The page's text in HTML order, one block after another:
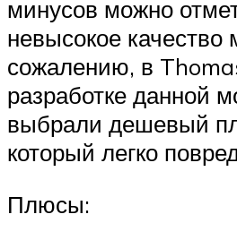
минусов можно
невысокое качество
сожалению, в
разработке данной
выбрали дешевый
который легко
Плюсы: